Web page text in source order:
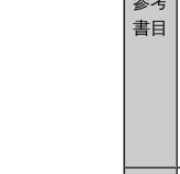
書目